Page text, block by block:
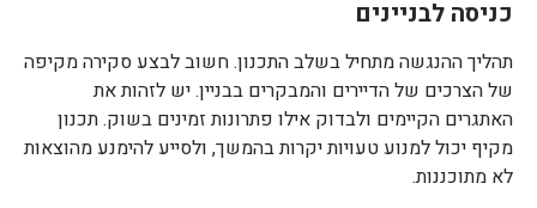
כניסה לבניינים
תהליך ההנגשה מתחיל בשלב התכנון. חשוב לבצע סקירה מקיפה
של הצרכים של הדיירים והמבקרים בבניין. יש לזהות את
האתגרים הקיימים ולבדוק אילו פתרונות זמינים בשוק. תכנון
מקיף יכול למנוע טעויות יקרות בהמשך, ולסייע להימנע מהוצאות
לא מתוכננות.